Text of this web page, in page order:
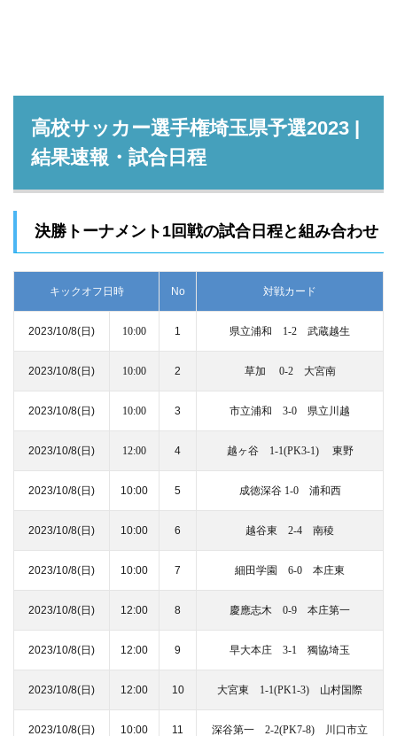
高校サッカー選手権埼玉県予選2023 |
結果速報・試合日程
決勝トーナメント1回戦の試合日程と組み合わせ
キックオフ日時 No 対戦カード
2023/10/8(日) 10:00 1 県立浦和 1-2 武蔵越生
2023/10/8(日) 10:00 2 草加 0-2 大宮南
2023/10/8(日) 10:00 3 市立浦和 3-0 県立川越
2023/10/8(日) 12:00 4 越ヶ谷 1-1(PK3-1) 東野
2023/10/8(日) 10:00 5 成徳深谷 1-0 浦和西
2023/10/8(日) 10:00 6 越谷東 2-4 南稜
2023/10/8(日) 10:00 7 細田学園 6-0 本庄東
2023/10/8(日) 12:00 8 慶應志木 0-9 本庄第一
2023/10/8(日) 12:00 9 早大本庄 3-1 獨協埼玉
2023/10/8(日) 12:00 10 大宮東 1-1(PK1-3) 山村国際
2023/10/8(日) 10:00 11 深谷第一 2-2(PK7-8) 川口市立